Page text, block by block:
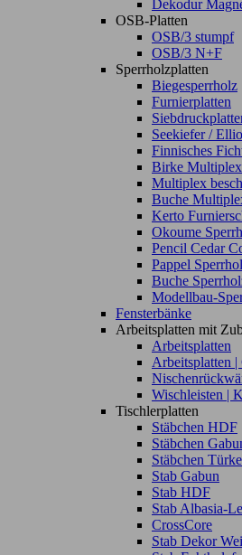
Dekodur
OSB-Platten
OSB/3 stumpf
OSB/3 N+F
Sperrholzplatten
Biegesperrholz
Furnierplatten
Seekiefer /
Finnisches
Birke Multiplex
Multiplex
Buche
Kerto
Okoume
Pencil Cedar
Pappel
Buche
Modellbau-
Fensterbänke
Arbeitsplatten mit
Arbeitsplatten
Arbeitsplatten
Wischleisten |
Tischlerplatten
Stäbchen HDF
Stäbchen
Stäbchen
Stab Gabun
Stab HDF
Stab Albasia-
CrossCore
Stab Dekor